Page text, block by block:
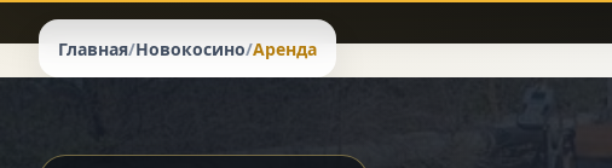
Главная/Новокосино/Аренда